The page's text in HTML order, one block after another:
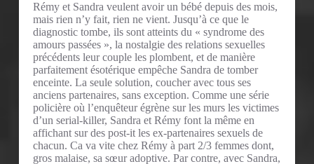
Rémy et Sandra veulent avoir un bébé depuis des mois,
mais rien n’y fait, rien ne vient. Jusqu’à ce que le
diagnostic tombe, ils sont atteints du « syndrome des
amours passées », la nostalgie des relations sexuelles
précédents leur couple les plombent, et de manière
parfaitement ésotérique empêche Sandra de tomber
enceinte. La seule solution, coucher avec tous ses
anciens partenaires, sans exception. Comme une série
policière où l’enquêteur égrène sur les murs les victimes
d’un serial-killer, Sandra et Rémy font la même en
affichant sur des post-it les ex-partenaires sexuels de
chacun. Ca va vite chez Rémy à part 2/3 femmes dont,
gros malaise, sa sœur adoptive. Par contre, avec Sandra,